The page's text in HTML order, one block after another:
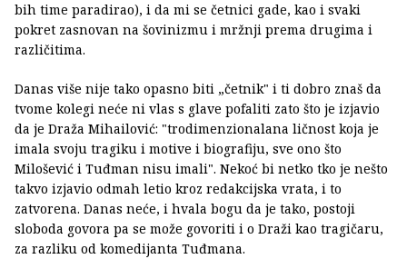
bih time paradirao), i da mi se četnici gade, kao i svaki
pokret zasnovan na šovinizmu i mržnji prema drugima i
različitima.
Danas više nije tako opasno biti „četnik" i ti dobro znaš da
tvome kolegi neće ni vlas s glave pofaliti zato što je izjavio
da je Draža Mihailović: "trodimenzionalana ličnost koja je
imala svoju tragiku i motive i biografiju, sve ono što
Milošević i Tuđman nisu imali". Nekoć bi netko tko je nešto
takvo izjavio odmah letio kroz redakcijska vrata, i to
zatvorena. Danas neće, i hvala bogu da je tako, postoji
sloboda govora pa se može govoriti i o Draži kao tragičaru,
za razliku od komedijanta Tuđmana.